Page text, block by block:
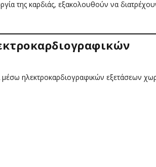
της καρδιάς, εξακολουθούν να
ηλεκτροκαρδιογραφικών εξετάσεων